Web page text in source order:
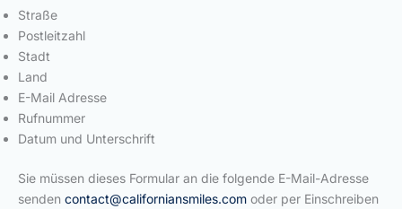
Straße
Postleitzahl
Stadt
Land
E-Mail Adresse
Rufnummer
Datum und Unterschrift
Sie müssen dieses Formular an die folgende E-Mail-Adresse
senden contact@californiansmiles.com oder per Einschreiben